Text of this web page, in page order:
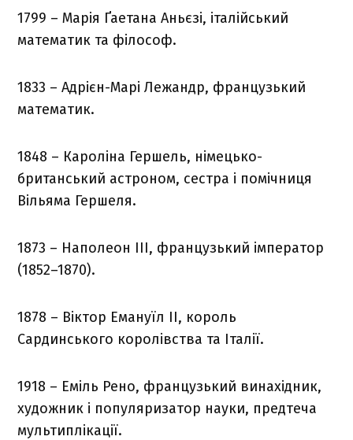
1799 – Марія Ґаетана Аньєзі, італійський
математик та філософ.
1833 – Адрієн-Марі Лежандр, французький
математик.
1848 – Кароліна Гершель, німецько-
британський астроном, сестра і помічниця
Вільяма Гершеля.
1873 – Наполеон III, французький імператор
(1852–1870).
1878 – Віктор Емануїл II, король
Сардинського королівства та Італії.
1918 – Еміль Рено, французький винахідник,
художник і популяризатор науки, предтеча
мультиплікації.